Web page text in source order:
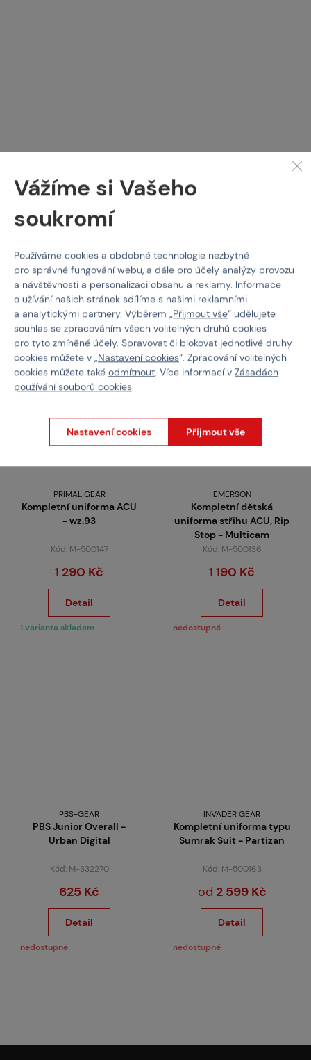
Kompletní set oblečení
Kód: M-500206
1 790 Kč
Detail
4 varianty skladem
Kompletní uniforma, gen
2 590 Kč
Detail
1 varianta skladem
PRIMAL GEAR
Kompletní uniforma ACU
- wz.93
Kód: M-500147
1 290 Kč
Detail
1 varianta skladem
EMERSON
Kompletní dětská
uniforma střihu ACU, Rip
Stop - Multicam
Kód: M-500136
1 190 Kč
Detail
nedostupné
PBS-GEAR
PBS Junior Overall -
Urban Digital
Kód: M-332270
625 Kč
Detail
nedostupné
INVADER GEAR
Kompletní uniforma typu
Sumrak Suit - Partizan
Kód: M-500163
od 2 599 Kč
Detail
nedostupné
Vážíme si Vašeho
soukromí
Používáme cookies a obdobné technologie nezbytné
pro správné fungování webu, a dále pro účely analýzy provozu
a návštěvnosti a personalizaci obsahu a reklamy. Informace
o užívání našich stránek sdílíme s našimi reklamními
a analytickými partnery. Výběrem „Přijmout vše“ udělujete
souhlas se zpracováním všech volitelných druhů cookies
pro tyto zmíněné účely. Spravovat či blokovat jednotlivé druhy
cookies můžete v „Nastavení cookies“. Zpracování volitelných
cookies můžete také odmítnout. Více informací v Zásadách
používání souborů cookies.
Nastavení cookies Přijmout vše